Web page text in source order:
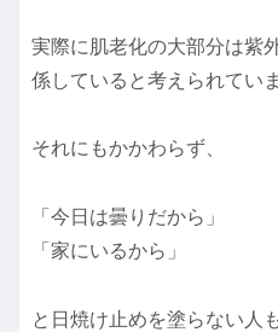
実際に肌老化の大部分は紫
係していると考えられていま
それにもかかわらず、
「今日は曇りだから」
「家にいるから」
と日焼け止めを塗らない人